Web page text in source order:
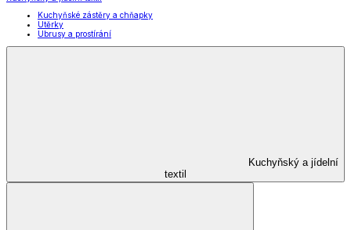
Kuchyňské zástěry a chňapky
Utěrky
Ubrusy a prostírání
Kuchyňský a jídelní
textil